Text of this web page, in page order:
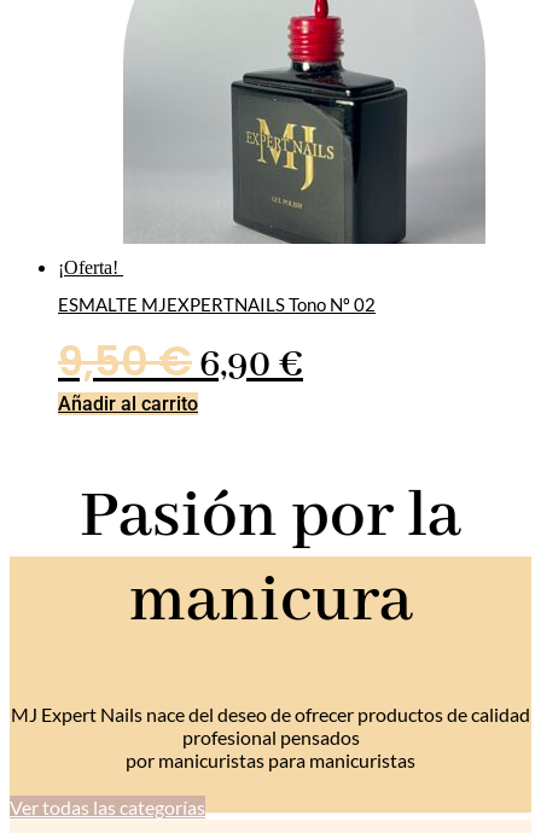
9,50 €.6,90 €.
¡Oferta!
ESMALTE MJEXPERTNAILS Tono Nº 02
9,50€El
era:
9,50 €.
6,90€
es:
6,90 €.
Añadir al carrito
Pasión por la
manicura
MJ Expert Nails nace del deseo de ofrecer productos de calidad
profesional pensados
por manicuristas para manicuristas
Ver todas las categorías